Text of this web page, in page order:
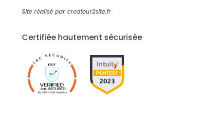
Site réalisé par createur2site.fr
Certifiée hautement sécurisée